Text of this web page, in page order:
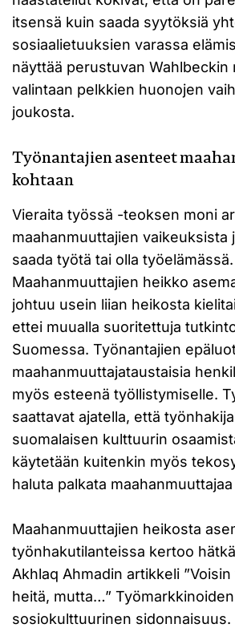
itsensä kuin saada syytöksiä
sosiaalietuuksien varassa
näyttää perustuvan Wahlbeckin
valintaan pelkkien huonojen
joukosta.
Työnantajien asenteet
kohtaan
Vieraita työssä -teoksen moni
maahanmuuttajien vaikeuksista
saada työtä tai olla työelämässä.
Maahanmuuttajien heikko
johtuu usein liian heikosta
ettei muualla suoritettuja
Suomessa. Työnantajien
maahanmuuttajataustaisia
myös esteenä työllistymiselle.
saattavat ajatella, että
suomalaisen kulttuurin
käytetään kuitenkin myös
haluta palkata
Maahanmuuttajien heikosta
työnhakutilanteissa kertoo
Akhlaq Ahmadin artikkeli
heitä, mutta…” Työmarkkinoiden
sosiokulttuurinen